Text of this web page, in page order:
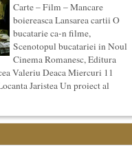
Carte – Film – Mancare
boiereasca Lansarea cartii O
bucatarie ca-n filme,
Scenotopul bucatariei in Noul
Cinema Romanesc, Editura
Valeriu Deaca Miercuri 11
Jaristea Un proiect al